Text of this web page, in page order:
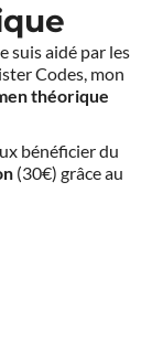
suis aidé par les
Codes, mon
théorique
bénéficier du
(30€) grâce au